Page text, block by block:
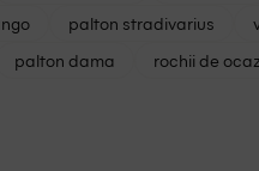
palton stradivarius
palton dama rochii de